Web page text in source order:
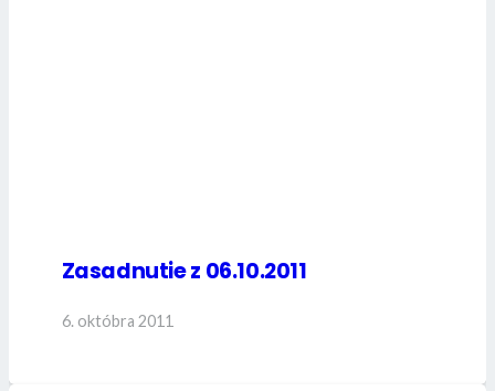
Zasadnutie z 06.10.2011
6. októbra 2011